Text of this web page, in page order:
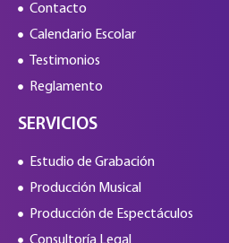
Contacto
Calendario Escolar
Testimonios
Reglamento
SERVICIOS
Estudio de Grabación
Producción Musical
Producción de Espectáculos
Consultoría Legal